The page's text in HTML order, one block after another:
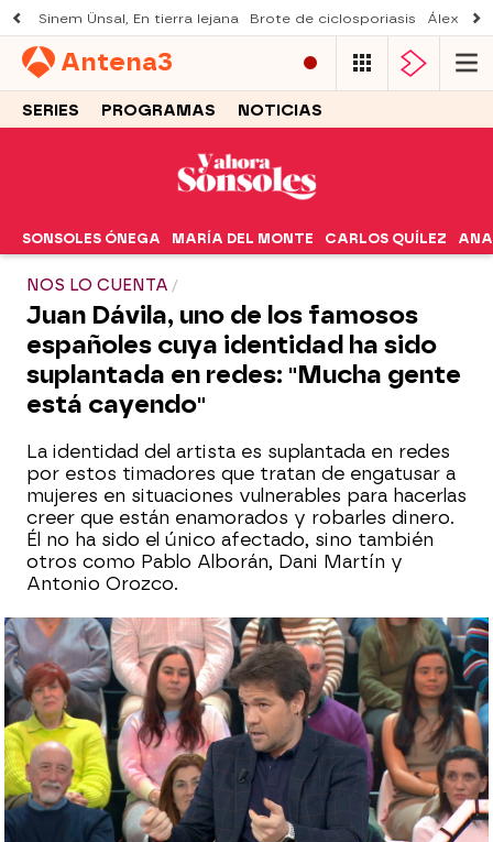
Sinem Ünsal, En tierra lejana Brote de ciclosporiasis Álex
Antena3
SERIES PROGRAMAS NOTICIAS
SONSOLES ÓNEGA MARÍA DEL MONTE CARLOS QUÍLEZ ANA
NOS LO CUENTA
Juan Dávila, uno de los famosos
españoles cuya identidad ha sido
suplantada en redes: "Mucha gente
está cayendo"
La identidad del artista es suplantada en redes
por estos timadores que tratan de engatusar a
mujeres en situaciones vulnerables para hacerlas
creer que están enamorados y robarles dinero.
Él no ha sido el único afectado, sino también
otros como Pablo Alborán, Dani Martín y
Antonio Orozco.
Martin Mellin, el escritor sueco por el que
se hacen pasar los ‘estafadores del amor’:
“Yo también soy víctima"